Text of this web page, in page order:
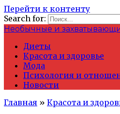
Перейти к контенту
Search for:
Необычные и
Диеты
Красота и здоровье
Мода
Психология и
Новости
Главная » Красота и